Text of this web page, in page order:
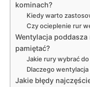
kominach?
Kiedy warto
Czy ocieplenie rur
Wentylacja
pamiętać?
Jakie rury wybrać
Dlaczego wentylacja
Jakie błędy